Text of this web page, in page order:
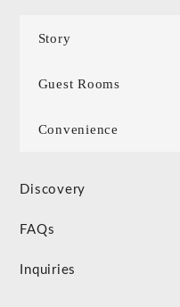
Story
Guest Rooms
Convenience
Discovery
FAQs
Inquiries